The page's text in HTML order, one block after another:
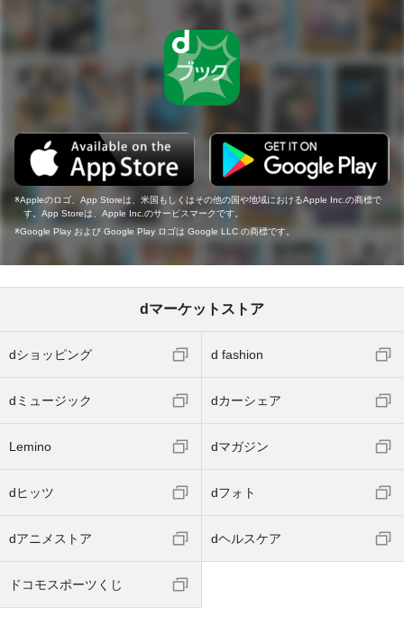
Appleのロゴ、App Storeは、米国もしくはその他の国や地域におけるApple Inc.の商標で
す。App Storeは、Apple Inc.のサービスマークです。
Google Play および Google Play ロゴは Google LLC の商標です。
dマーケットストア
dショッピング d fashion
dミュージック dカーシェア
Lemino dマガジン
dヒッツ dフォト
dアニメストア dヘルスケア
ドコモスポーツくじ